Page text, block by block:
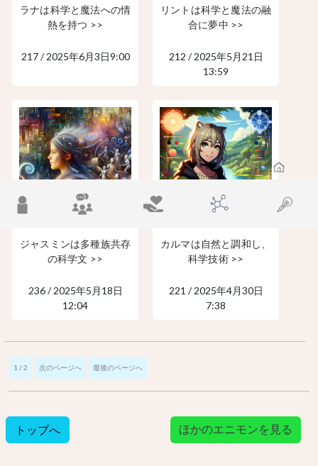
ラナは科学と魔法への情
熱を持つ >>
217 / 2025年6月3日9:00
リントは科学と魔法の融
合に夢中 >>
212 / 2025年5月21日
13:59
ジャスミンは多種族共存
の科学文 >>
236 / 2025年5月18日
12:04
カルマは自然と調和し、
科学技術 >>
221 / 2025年4月30日
7:38
1 / 2 次のページへ 最後のページへ
トップへ ほかのエニモンを見る